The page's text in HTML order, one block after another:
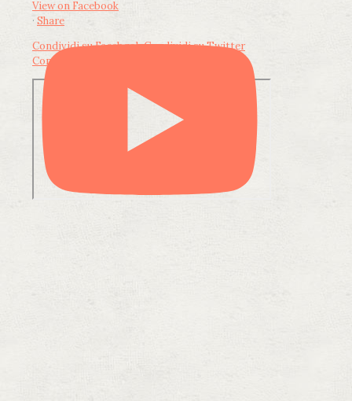
View on Facebook
· Share
Condividi su FacebookCondividi su Twitter
Condividi su LinkedIn